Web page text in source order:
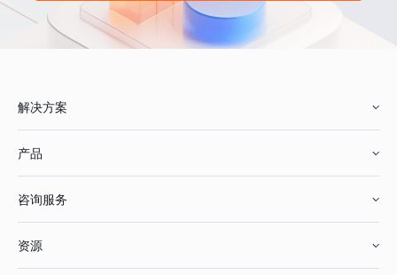
解决方案
鞋服行业
产品
咨询服务
资源